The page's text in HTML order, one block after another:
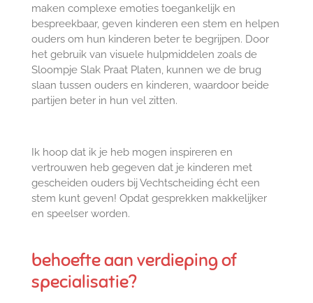
maken complexe emoties toegankelijk en
bespreekbaar, geven kinderen een stem en helpen
ouders om hun kinderen beter te begrijpen. Door
het gebruik van visuele hulpmiddelen zoals de
Sloompje Slak Praat Platen, kunnen we de brug
slaan tussen ouders en kinderen, waardoor beide
partijen beter in hun vel zitten.
Ik hoop dat ik je heb mogen inspireren en
vertrouwen heb gegeven dat je kinderen met
gescheiden ouders bij Vechtscheiding écht een
stem kunt geven! Opdat gesprekken makkelijker
en speelser worden.
behoefte aan verdieping of
specialisatie?